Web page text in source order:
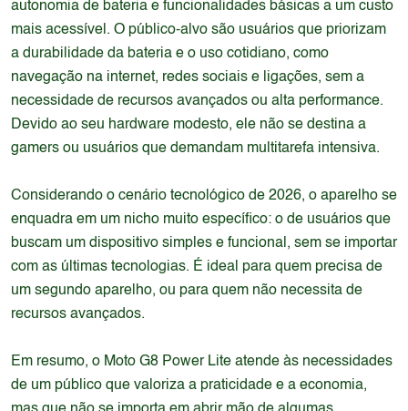
autonomia de bateria e funcionalidades básicas a um custo
mais acessível. O público-alvo são usuários que priorizam
a durabilidade da bateria e o uso cotidiano, como
navegação na internet, redes sociais e ligações, sem a
necessidade de recursos avançados ou alta performance.
Devido ao seu hardware modesto, ele não se destina a
gamers ou usuários que demandam multitarefa intensiva.
Considerando o cenário tecnológico de 2026, o aparelho se
enquadra em um nicho muito específico: o de usuários que
buscam um dispositivo simples e funcional, sem se importar
com as últimas tecnologias. É ideal para quem precisa de
um segundo aparelho, ou para quem não necessita de
recursos avançados.
Em resumo, o Moto G8 Power Lite atende às necessidades
de um público que valoriza a praticidade e a economia,